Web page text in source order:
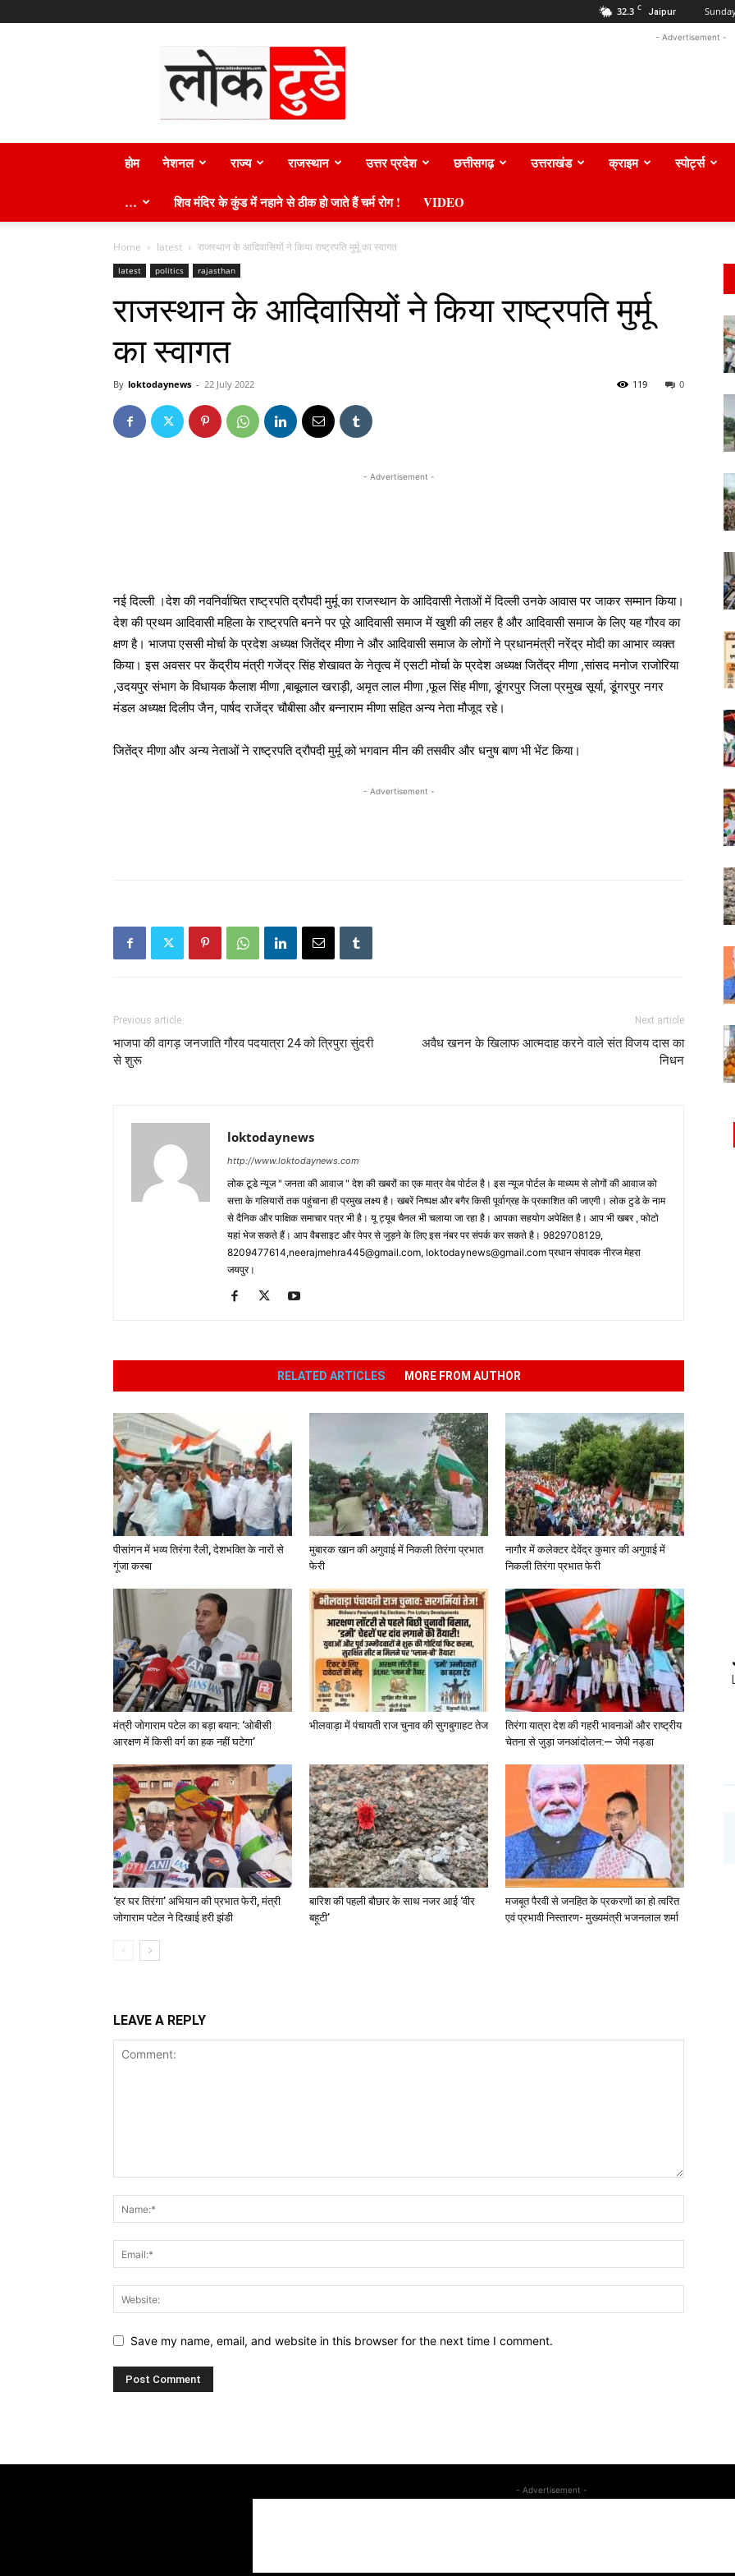
32.3 C Jaipur
टुडे
न्यूज़
- Advertisement -
होम नेशनल राज्य राजस्थान उत्तर प्रदेश छत्तीसगढ़ उत्तराखंड क्राइम स्पोर्ट्स
… शिव मंदिर के कुंड में नहाने से ठीक हो जाते हैं चर्म रोग ! VIDEO
Home latest राजस्थान के आदिवासियों ने किया राष्ट्रपति मुर्मू का स्वागत
latest politics rajasthan
राजस्थान के आदिवासियों ने किया राष्ट्रपति मुर्मू
का स्वागत
By loktodaynews - 22 July 2022 0
119
- Advertisement -
नई दिल्ली ।देश की नवनिर्वाचित राष्ट्रपति द्रौपदी मुर्मू का राजस्थान के आदिवासी नेताओं में दिल्ली उनके आवास पर जाकर सम्मान किया।
देश की प्रथम आदिवासी महिला के राष्ट्रपति बनने पर पूरे आदिवासी समाज में खुशी की लहर है और आदिवासी समाज के लिए यह गौरव का
क्षण है। भाजपा एससी मोर्चा के प्रदेश अध्यक्ष जितेंद्र मीणा ने और आदिवासी समाज के लोगों ने प्रधानमंत्री नरेंद्र मोदी का आभार व्यक्त
किया। इस अवसर पर केंद्रीय मंत्री गजेंद्र सिंह शेखावत के नेतृत्व में एसटी मोर्चा के प्रदेश अध्यक्ष जितेंद्र मीणा ,सांसद मनोज राजोरिया
,उदयपुर संभाग के विधायक कैलाश मीणा ,बाबूलाल खराड़ी, अमृत लाल मीणा ,फूल सिंह मीणा, डूंगरपुर जिला प्रमुख सूर्या, डूंगरपुर नगर
मंडल अध्यक्ष दिलीप जैन, पार्षद राजेंद्र चौबीसा और बन्नाराम मीणा सहित अन्य नेता मौजूद रहे।
जितेंद्र मीणा और अन्य नेताओं ने राष्ट्रपति द्रौपदी मुर्मू को भगवान मीन की तसवीर और धनुष बाण भी भेंट किया।
- Advertisement -
Previous article
भाजपा की वागड़ जनजाति गौरव पदयात्रा 24 को त्रिपुरा सुंदरी
से शुरू
Next article
अवैध खनन के खिलाफ आत्मदाह करने वाले संत विजय दास का
निधन
loktodaynews
http://www.loktodaynews.com
लोक टूडे न्यूज " जनता की आवाज " देश की खबरों का एक मात्र वेब पोर्टल है। इस न्यूज पोर्टल के माध्यम से लोगों की आवाज को
सत्ता के गलियारों तक पहुंचाना ही प्रमुख लक्ष्य है। खबरें निष्पक्ष और बगैर किसी पूर्वाग्रह के प्रकाशित की जाएगी। लोक टुडे के नाम
से दैनिक और पाक्षिक समाचार पत्र भी है। यू ट्यूब चैनल भी चलाया जा रहा है। आपका सहयोग अपेक्षित है। आप भी खबर , फोटो
यहां भेज सकते हैं। आप वैबसाइट और पेपर से जुड़ने के लिए इस नंबर पर संपर्क कर सकते है। 9829708129,
8209477614,neerajmehra445@gmail.com, loktodaynews@gmail.com प्रधान संपादक नीरज मेहरा
जयपुर।
RELATED ARTICLES MORE FROM AUTHOR
पीसांगन में भव्य तिरंगा रैली, देशभक्ति के नारों से
गूंजा कस्बा
मुबारक खान की अगुवाई में निकली तिरंगा प्रभात
फेरी
नागौर में कलेक्टर देवेंद्र कुमार की अगुवाई में
निकली तिरंगा प्रभात फेरी
मंत्री जोगाराम पटेल का बड़ा बयान: ‘ओबीसी
आरक्षण में किसी वर्ग का हक नहीं घटेगा’
भीलवाड़ा में पंचायती राज चुनाव की सुगबुगाहट तेज
तिरंगा यात्रा देश की गहरी भावनाओं और राष्ट्रीय
चेतना से जुड़ा जनआंदोलन:— जेपी नड्डा
‘हर घर तिरंगा’ अभियान की प्रभात फेरी, मंत्री
जोगाराम पटेल ने दिखाई हरी झंडी
बारिश की पहली बौछार के साथ नजर आई ‘वीर
बहूटी’
मजबूत पैरवी से जनहित के प्रकरणों का हो त्वरित
एवं प्रभावी निस्तारण- मुख्यमंत्री भजनलाल शर्मा
LEAVE A REPLY
Save my name, email, and website in this browser for the next time I comment.
- Advertisement -